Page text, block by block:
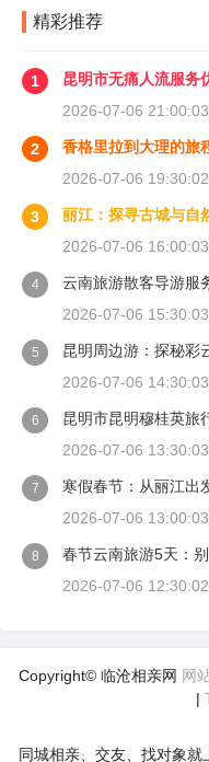
精彩推荐
1
昆明市无痛人流服务
2026-07-06 21:00:03
2
香格里拉到大理的旅
2026-07-06 19:30:02
3
丽江：探寻古城与自
2026-07-06 16:00:03
4
云南旅游散客导游服
2026-07-06 15:30:03
5
昆明周边游：探秘彩
2026-07-06 14:30:03
6
昆明市昆明穆桂英旅
2026-07-06 13:30:03
7
寒假春节：从丽江出
2026-07-06 13:00:03
8
春节云南旅游5天：
2026-07-06 12:30:02
Copyright© 临沧相亲网 网
|
同城相亲、交友、找对象就